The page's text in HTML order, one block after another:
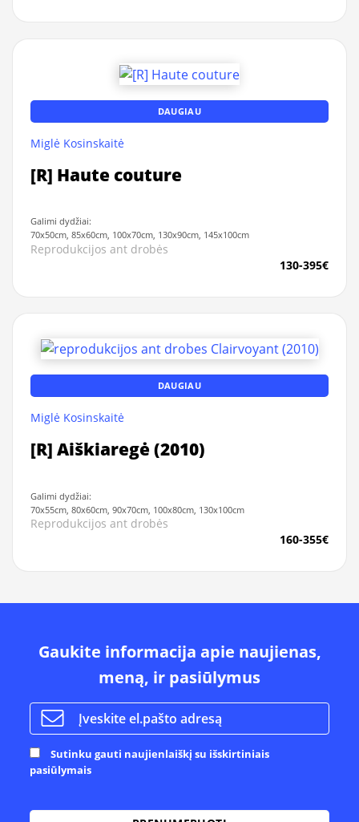
DAUGIAU
Miglė Kosinskaitė
[R] Haute couture
Galimi dydžiai:
70x50cm, 85x60cm, 100x70cm, 130x90cm, 145x100cm
Reprodukcijos ant drobės
130-395€
DAUGIAU
Miglė Kosinskaitė
[R] Aiškiaregė (2010)
Galimi dydžiai:
70x55cm, 80x60cm, 90x70cm, 100x80cm, 130x100cm
Reprodukcijos ant drobės
160-355€
Gaukite informacija apie naujienas,
meną, ir pasiūlymus
Sutinku gauti naujienlaiškį su išskirtiniais
pasiūlymais